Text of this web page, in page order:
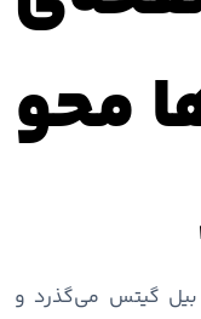
محو
گیتس می‌گذرد و